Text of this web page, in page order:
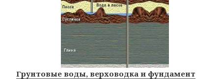
Грунтовые воды, верховодка и фундамент